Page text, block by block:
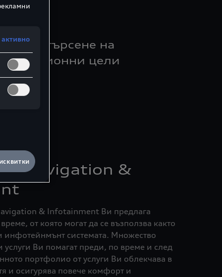
търсене на
цели
Navigation &
& Infotainment Ви предлага
от която могат да се възползва както
инфотейнмънт системата. Множество
Ви помагат преди, по време и след
портфолио от услуги Ви облекчава в
и осигурява повече комфорт и